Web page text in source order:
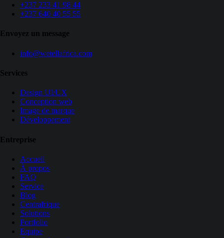
+237 233 41 98 44
+237 640 40 55 55
Envoyez un message
info@wetellafrica.com
Services
Design UI/UX
Conception web
Image de marque
Développement
Entreprise
Accueil
À propos
FAQ
Service
Blog
Centrafrique
Solutions
Portfolio
Equipe